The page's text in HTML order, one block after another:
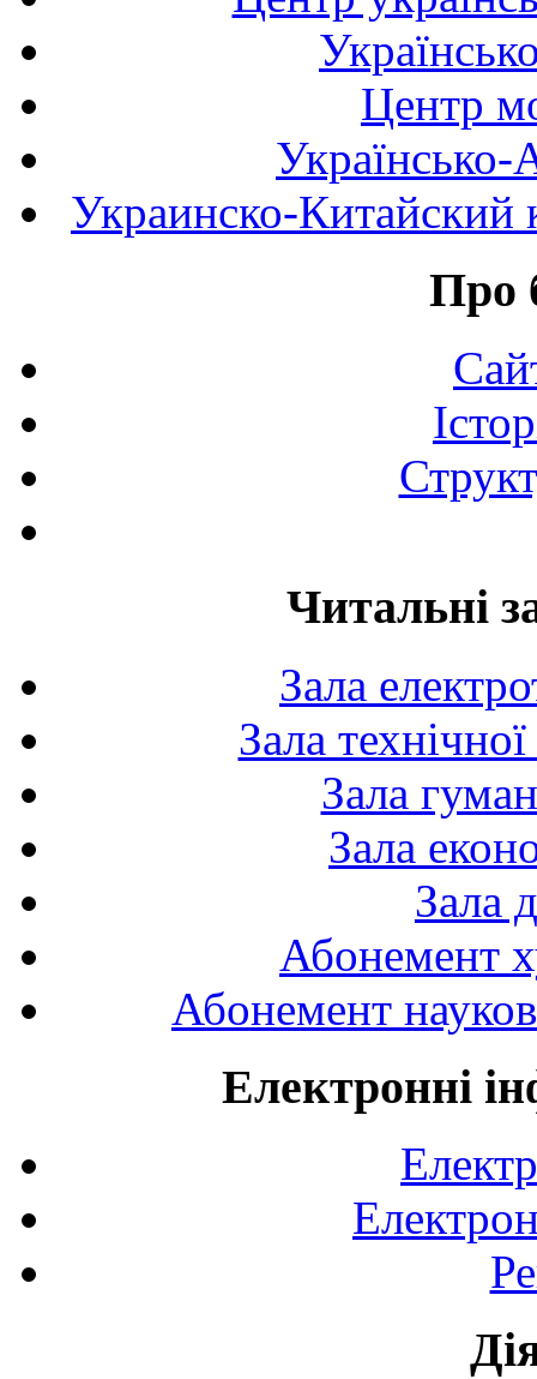
Центр
Українсько-
Украинско-Китайский
Про
Читальні
Зала
Зала
Зала
Зала
Зала
Абонемент
Абонемент
Електронні